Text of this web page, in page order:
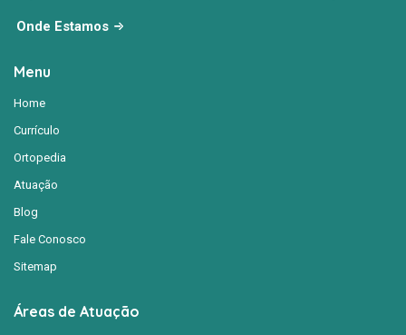
Onde Estamos
Menu
Home
Currículo
Ortopedia
Atuação
Blog
Fale Conosco
Sitemap
Áreas de Atuação